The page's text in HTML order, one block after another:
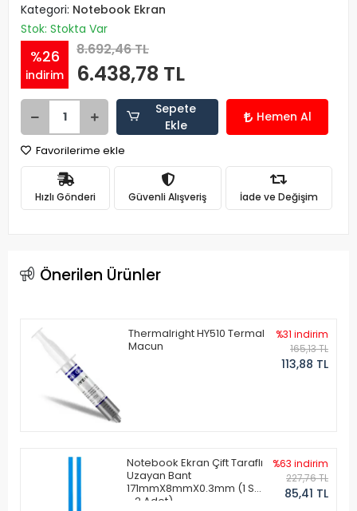
Kategori: Notebook Ekran
Stok: Stokta Var
%26
indirim
8.692,46 TL
6.438,78 TL
Sepete
Ekle
Hemen Al
Favorilerime ekle
Hızlı Gönderi Güvenli Alışveriş İade ve Değişim
Önerilen Ürünler
Thermalright HY510 Termal
Macun
%31 indirim
165,13 TL
113,88 TL
Notebook Ekran Çift Taraflı
Uzayan Bant
171mmX8mmX0.3mm (1 Set
- 2 Adet)
%63 indirim
227,76 TL
85,41 TL